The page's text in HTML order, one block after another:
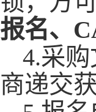
报名、
4.采
商递交